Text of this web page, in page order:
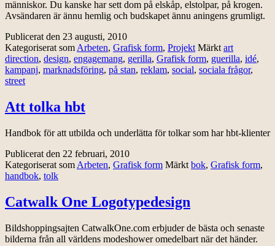
människor. Du kanske har sett dom på elskåp, elstolpar, på krogen.
Avsändaren är ännu hemlig och budskapet ännu aningens grumligt.
Publicerat den 23 augusti, 2010
Kategoriserat som Arbeten, Grafisk form, Projekt Märkt art
direction, design, engagemang, gerilla, Grafisk form, guerilla, idé,
kampanj, marknadsföring, på stan, reklam, social, sociala frågor,
street
Att tolka hbt
Handbok för att utbilda och underlätta för tolkar som har hbt-klienter
Publicerat den 22 februari, 2010
Kategoriserat som Arbeten, Grafisk form Märkt bok, Grafisk form,
handbok, tolk
Catwalk One Logotypedesign
Bildshoppingsajten CatwalkOne.com erbjuder de bästa och senaste
bilderna från all världens modeshower omedelbart när det händer.